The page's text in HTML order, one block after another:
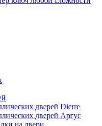
дверей Dierre
дверей Аргус
на двери